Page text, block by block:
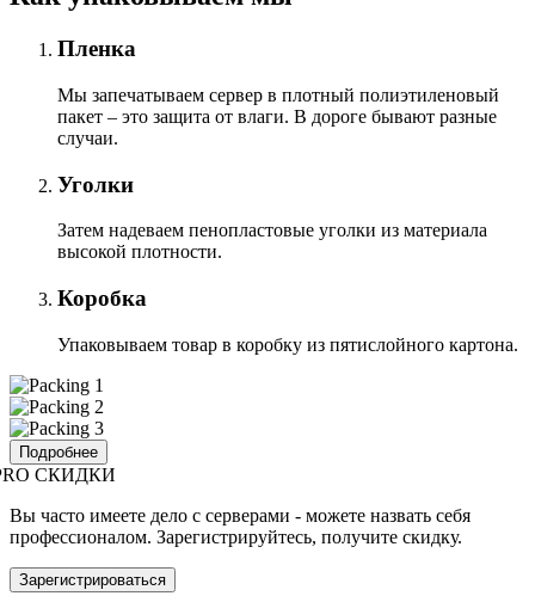
Пленка
Мы запечатываем сервер в плотный полиэтиленовый
пакет – это защита от влаги. В дороге бывают разные
случаи.
Уголки
Затем надеваем пенопластовые уголки из материала
высокой плотности.
Коробка
Упаковываем товар в коробку из пятислойного картона.
Подробнее
СКИДКИ
Вы часто имеете дело с серверами - можете назвать себя
профессионалом. Зарегистрируйтесь, получите скидку.
Зарегистрироваться